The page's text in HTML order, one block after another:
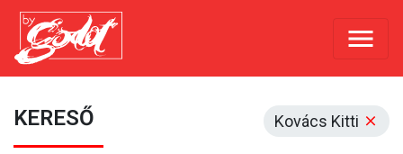
Kovács Kitti
KERESŐ